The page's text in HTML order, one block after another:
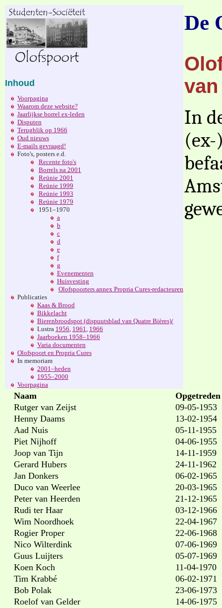
Inhoud
Voorpagina
Waarom deze website?
Jaarlijkse borrel ex-leden
Disputen
Terugblik op 1966
Oud nieuws
E-mails gevraagd!
Foto's, posters e.d.
Recente foto's
Borrels na 2001
Reünie 2001
Reünie 1999
Reünie 1993
Reünie 1979
1951–1970
a
b
c
d
e
f
g
Evenementen
Huisvesting
Olofspoorters annex Propria Cures-redacteuren
Publicaties
Kaas & Brood
Bikkelacht
Bierenbroodspot (dispuutsblad van Quatre Bières)/
Lustra 1956, 1961, 1966
Jaarboeken 1958–1966
Varia documenten
Olofspoort en Propria Cures
In memoriam
2001–heden
1955–2000
Voorpagina
De
In
Naam
Opgetreden
Rutger van Zeijst
09-05-1953
Henny Daams
13-02-1954
Aad Nuis
05-11-1955
Piet Nijhoff
04-06-1955
Joop van Tijn
14-11-1959
Gerard Hubers
24-11-1962
Jan Donkers
06-02-1965
Duco van Weerlee
20-03-1965
Peter van Heerden
21-12-1965
Rudi ter Haar
03-12-1966
Wim Noordhoek
22-04-1967
Rogier Proper
22-06-1968
Nico Wilterdink
07-06-1969
Guus Luijters
05-07-1969
Koen Koch
11-04-1970
Tim Krabbé
06-02-1971
Bob Polak
23-06-1973
Roelof van Gelder
14-06-1975